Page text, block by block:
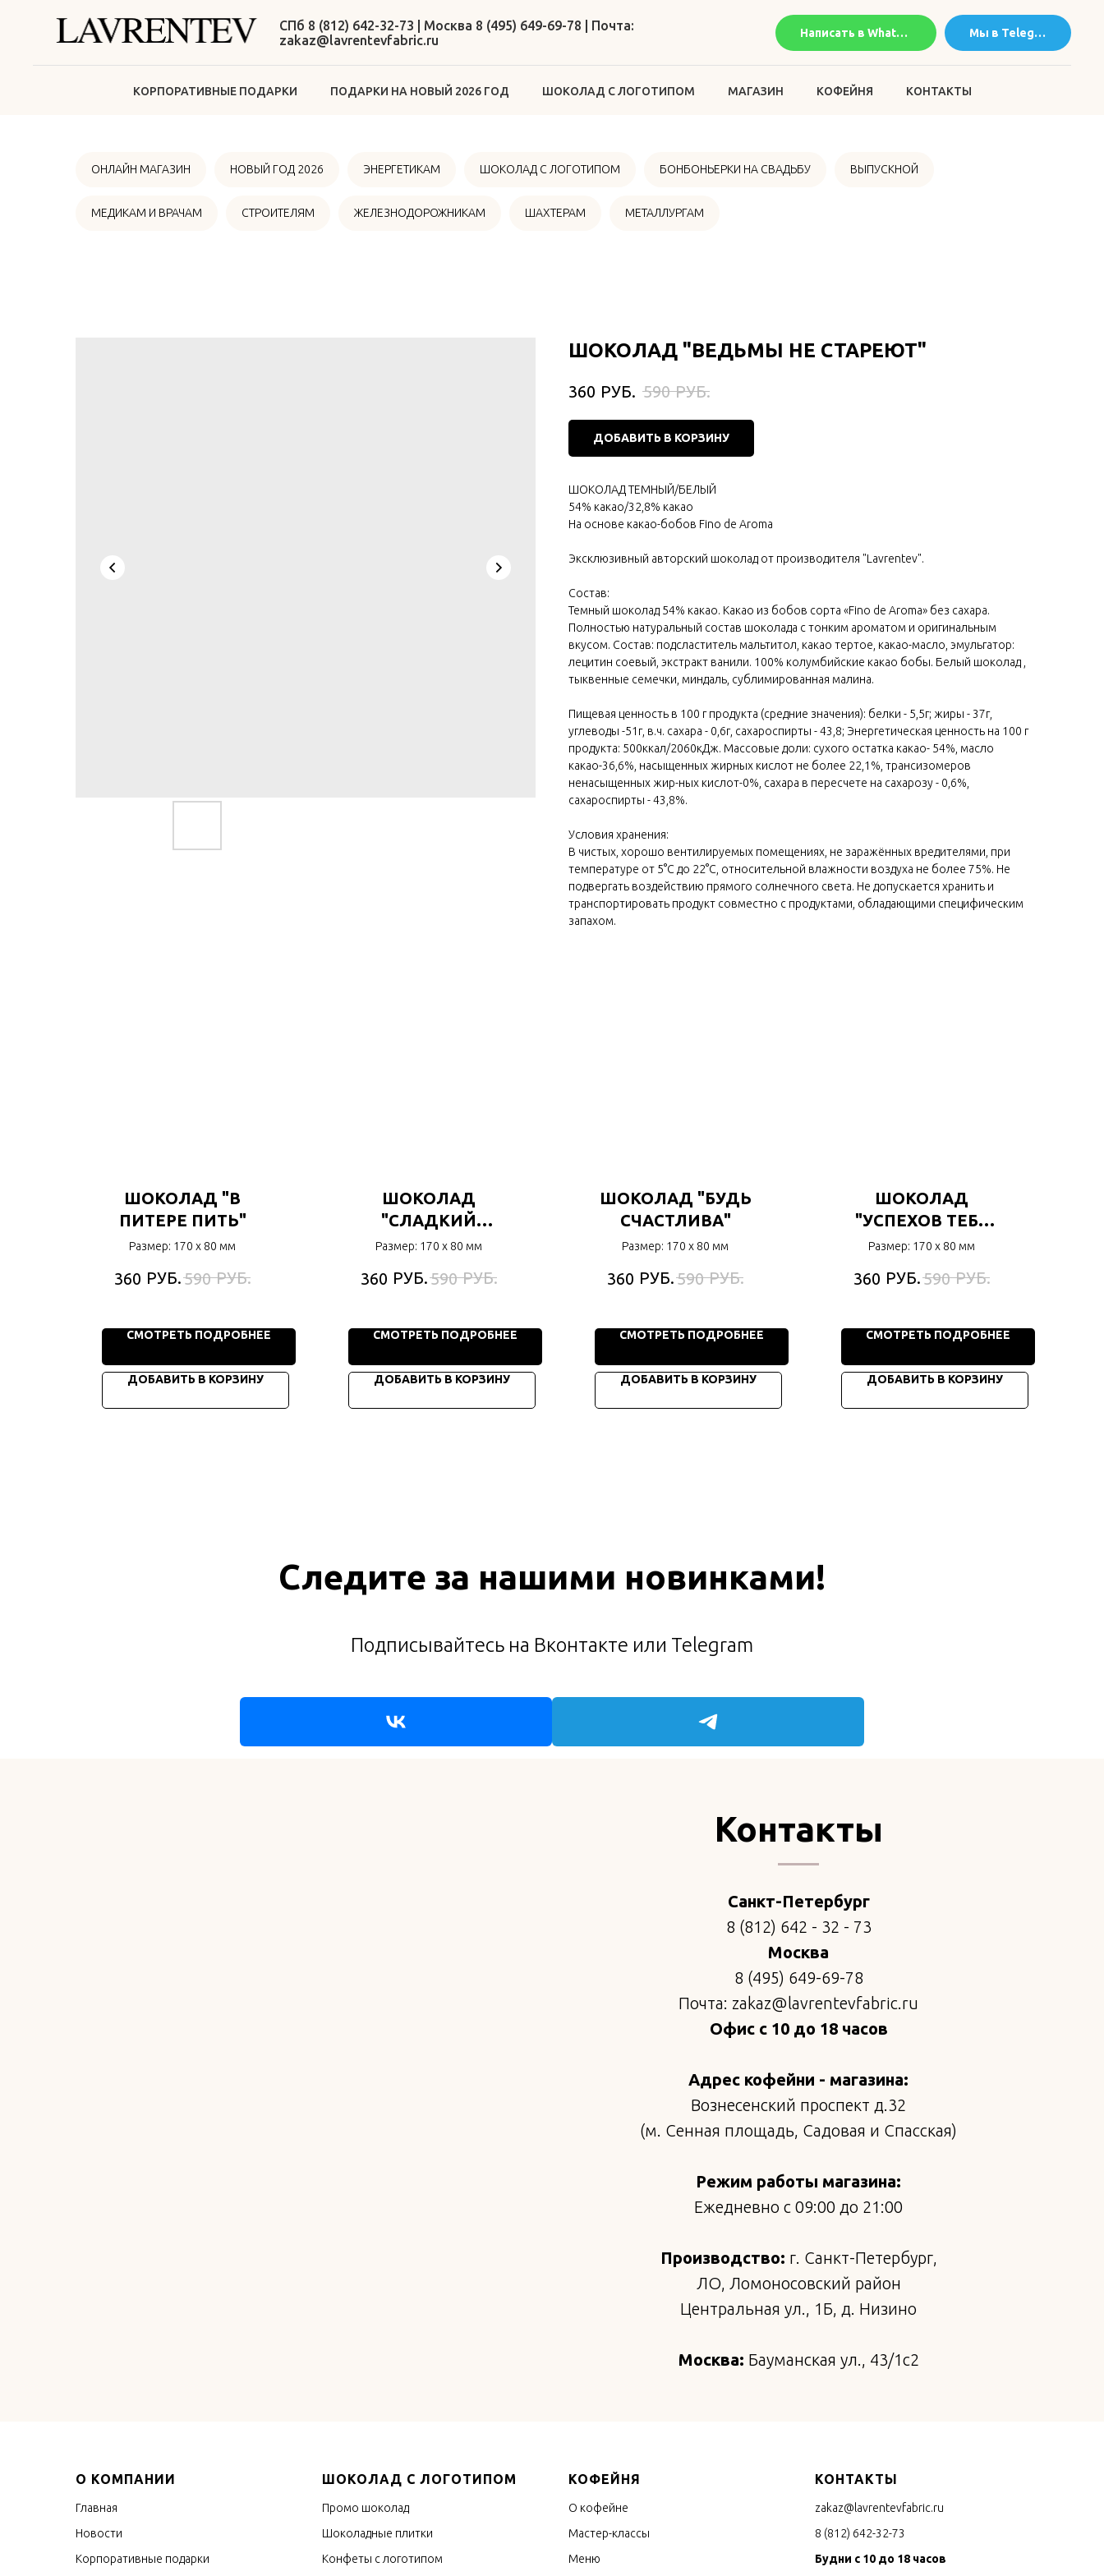
СПб 8 (812) 642-32-73 | Москва 8 (495) 649-69-78 | Почта:
zakaz@lavrentevfabric.ru
Написать в WhatsApp Мы в Telegram
КОРПОРАТИВНЫЕ ПОДАРКИ ПОДАРКИ НА НОВЫЙ 2026 ГОД ШОКОЛАД С ЛОГОТИПОМ МАГАЗИН КОФЕЙНЯ КОНТАКТЫ
ОНЛАЙН МАГАЗИН НОВЫЙ ГОД 2026 ЭНЕРГЕТИКАМ ШОКОЛАД С ЛОГОТИПОМ БОНБОНЬЕРКИ НА СВАДЬБУ ВЫПУСКНОЙ
МЕДИКАМ И ВРАЧАМ СТРОИТЕЛЯМ ЖЕЛЕЗНОДОРОЖНИКАМ ШАХТЕРАМ МЕТАЛЛУРГАМ
ШОКОЛАД "ВЕДЬМЫ НЕ СТАРЕЮТ"
360 РУБ. 590 РУБ.
ДОБАВИТЬ В КОРЗИНУ
ШОКОЛАД ТЕМНЫЙ/БЕЛЫЙ
54% какао/32,8% какао
На основе какао-бобов Fino de Aroma
Эксклюзивный авторский шоколад от производителя "Lavrentev".
Состав:
Темный шоколад 54% какао. Какао из бобов сорта «Fino de Aroma» без сахара.
Полностью натуральный состав шоколада с тонким ароматом и оригинальным
вкусом. Состав: подсластитель мальтитол, какао тертое, какао-масло, эмульгатор:
лецитин соевый, экстракт ванили. 100% колумбийские какао бобы. Белый шоколад ,
тыквенные семечки, миндаль, сублимированная малина.
Пищевая ценность в 100 г продукта (средние значения): белки - 5,5г; жиры - 37г,
углеводы -51г, в.ч. сахара - 0,6г, сахароспирты - 43,8; Энергетическая ценность на 100 г
продукта: 500ккал/2060кДж. Массовые доли: сухого остатка какао- 54%, масло
какао-36,6%, насыщенных жирных кислот не более 22,1%, трансизомеров
ненасыщенных жир-ных кислот-0%, сахара в пересчете на сахарозу - 0,6%,
сахароспирты - 43,8%.
Условия хранения:
В чистых, хорошо вентилируемых помещениях, не заражённых вредителями, при
температуре от 5°С до 22°С, относительной влажности воздуха не более 75%. Не
подвергать воздействию прямого солнечного света. Не допускается хранить и
транспортировать продукт совместно с продуктами, обладающими специфическим
запахом.
ШОКОЛАД "В
ПИТЕРЕ ПИТЬ"
Размер: 170 х 80 мм
360 РУБ.590 РУБ.
СМОТРЕТЬ ПОДРОБНЕЕ
ДОБАВИТЬ В КОРЗИНУ
ШОКОЛАД
"СЛАДКИЙ
КУСОЧЕК
Размер: 170 х 80 мм
360 РУБ.590 РУБ.
СМОТРЕТЬ ПОДРОБНЕЕ
ДОБАВИТЬ В КОРЗИНУ
ШОКОЛАД "БУДЬ
СЧАСТЛИВА"
Размер: 170 х 80 мм
360 РУБ.590 РУБ.
СМОТРЕТЬ ПОДРОБНЕЕ
ДОБАВИТЬ В КОРЗИНУ
ШОКОЛАД
"УСПЕХОВ ТЕБЕ
ВЫПУСКНИК"
Размер: 170 х 80 мм
360 РУБ.590 РУБ.
СМОТРЕТЬ ПОДРОБНЕЕ
ДОБАВИТЬ В КОРЗИНУ
Следите за нашими новинками!
Подписывайтесь на Вконтакте или Telegram
Контакты
Санкт-Петербург
8 (812) 642 - 32 - 73
Москва
8 (495) 649-69-78
Почта: zakaz@lavrentevfabric.ru
Офис с 10 до 18 часов
Адрес кофейни - магазина:
Вознесенский проспект д.32
(м. Сенная площадь, Садовая и Спасская)
Режим работы магазина:
Ежедневно с 09:00 до 21:00
Производство: г. Санкт-Петербург,
ЛО, Ломоносовский район
Центральная ул., 1Б, д. Низино
Москва: Бауманская ул., 43/1с2
О КОМПАНИИ
Главная
Новости
Корпоративные подарки
ШОКОЛАД С ЛОГОТИПОМ
Промо шоколад
Шоколадные плитки
Конфеты с логотипом
КОФЕЙНЯ
О кофейне
Мастер-классы
Меню
КОНТАКТЫ
zakaz@lavrentevfabric.ru
8 (812) 642-32-73
Будни с 10 до 18 часов